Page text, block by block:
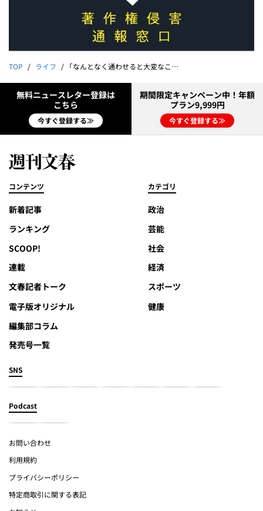
TOP ライフ 「なんとなく通わせると大変なことに」インターナショナルスクールの小学校を選んだ親たちが語る実態「親子留学も…」「就職での苦労」
無料ニュースレター登録は
こちら
今すぐ登録する≫
期間限定キャンペーン中！年額
プラン9,999円
今すぐ登録する≫
コンテンツ
新着記事
ランキング
SCOOP!
連載
文春記者トーク
電子版オリジナル
編集部コラム
発売号一覧
カテゴリ
政治
芸能
社会
経済
スポーツ
健康
SNS
Podcast
お問い合わせ
利用規約
プライバシーポリシー
特定商取引に関する表記